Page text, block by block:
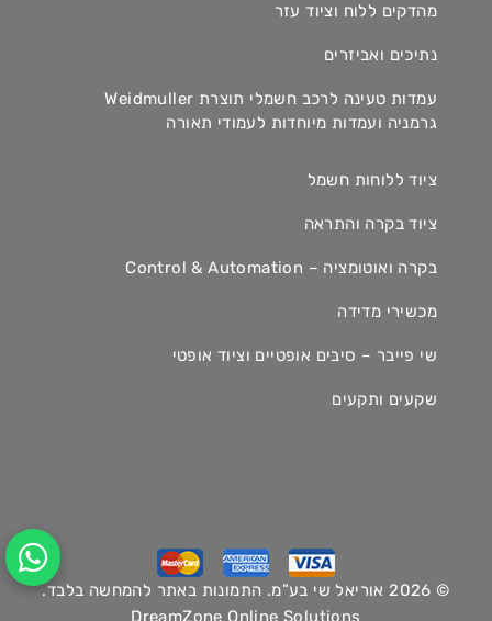
מהדקים ללוח וציוד עזר
נתיכים ואביזרים
עמדות טעינה לרכב חשמלי תוצרת Weidmuller
גרמניה ועמדות מיוחדות לעמודי תאורה
ציוד ללוחות חשמל
ציוד בקרה והתראה
בקרה ואוטומציה – Control & Automation
מכשירי מדידה
שי פייבר – סיבים אופטיים וציוד אופטי
שקעים ותקעים
© 2026 אוריאל שי בע”מ. התמונות באתר להמחשה בלבד.
DreamZone Online Solutions